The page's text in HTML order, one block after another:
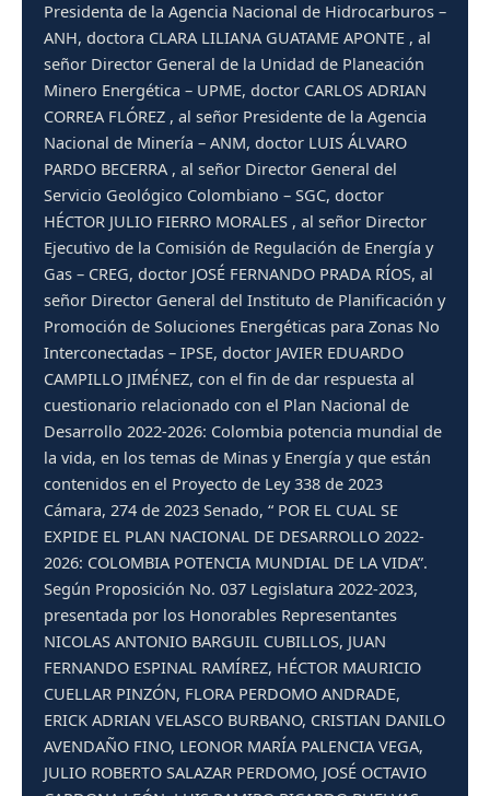
Presidenta de la Agencia Nacional de Hidrocarburos –
ANH, doctora CLARA LILIANA GUATAME APONTE , al
señor Director General de la Unidad de Planeación
Minero Energética – UPME, doctor CARLOS ADRIAN
CORREA FLÓREZ , al señor Presidente de la Agencia
Nacional de Minería – ANM, doctor LUIS ÁLVARO
PARDO BECERRA , al señor Director General del
Servicio Geológico Colombiano – SGC, doctor
HÉCTOR JULIO FIERRO MORALES , al señor Director
Ejecutivo de la Comisión de Regulación de Energía y
Gas – CREG, doctor JOSÉ FERNANDO PRADA RÍOS, al
señor Director General del Instituto de Planificación y
Promoción de Soluciones Energéticas para Zonas No
Interconectadas – IPSE, doctor JAVIER EDUARDO
CAMPILLO JIMÉNEZ, con el fin de dar respuesta al
cuestionario relacionado con el Plan Nacional de
Desarrollo 2022-2026: Colombia potencia mundial de
la vida, en los temas de Minas y Energía y que están
contenidos en el Proyecto de Ley 338 de 2023
Cámara, 274 de 2023 Senado, “ POR EL CUAL SE
EXPIDE EL PLAN NACIONAL DE DESARROLLO 2022-
2026: COLOMBIA POTENCIA MUNDIAL DE LA VIDA”.
Según Proposición No. 037 Legislatura 2022-2023,
presentada por los Honorables Representantes
NICOLAS ANTONIO BARGUIL CUBILLOS, JUAN
FERNANDO ESPINAL RAMÍREZ, HÉCTOR MAURICIO
CUELLAR PINZÓN, FLORA PERDOMO ANDRADE,
ERICK ADRIAN VELASCO BURBANO, CRISTIAN DANILO
AVENDAÑO FINO, LEONOR MARÍA PALENCIA VEGA,
JULIO ROBERTO SALAZAR PERDOMO, JOSÉ OCTAVIO